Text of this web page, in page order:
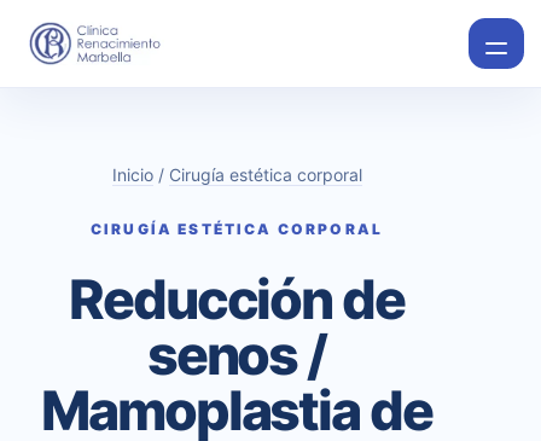
Inicio/ Cirugía estética corporal
CIRUGÍA ESTÉTICA CORPORAL
Reducción de
senos /
Mamoplastia de